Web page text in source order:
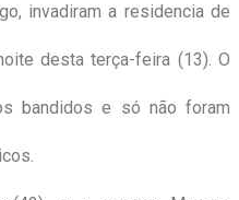
invadiram a residencia de
desta terça-feira (13). O
bandidos e só não foram